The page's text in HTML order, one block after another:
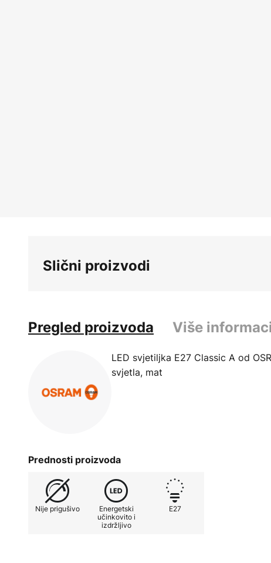
Slični proizvodi
Pregled proizvoda Više
LED svjetiljka E27 Classic A od
svjetla, mat
Prednosti proizvoda
Nije prigušivo
Energetski
učinkovito i
izdržljivo
E27